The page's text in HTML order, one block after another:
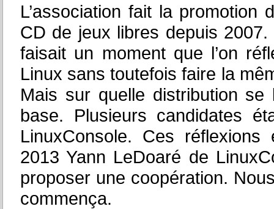
L’association fait la
CD de jeux libres depuis
faisait un moment que l’on
Linux sans toutefois faire la
Mais sur quelle distribution
base. Plusieurs candidates
LinuxConsole. Ces réflexions
2013 Yann LeDoaré de
proposer une coopération.
commença.